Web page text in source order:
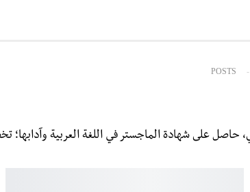
على شهادة الماجستر في اللغة العربية وآدابها؛